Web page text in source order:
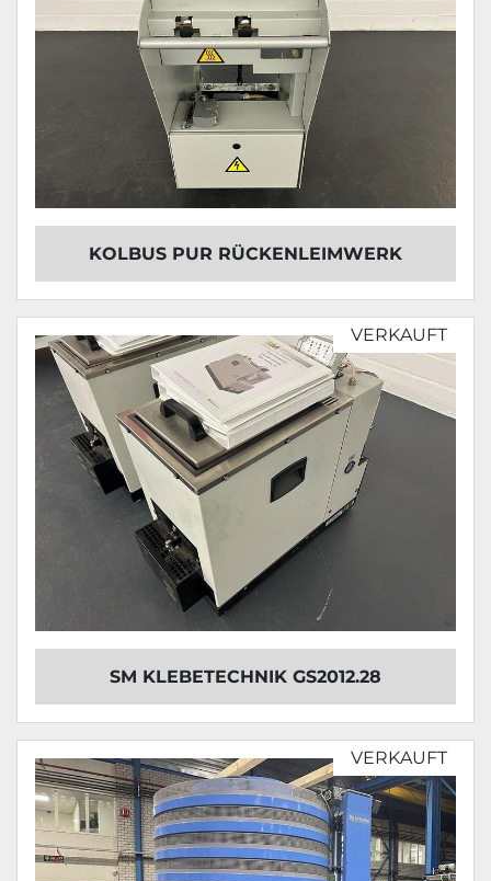
KOLBUS PUR RÜCKENLEIMWERK
VERKAUFT
SM KLEBETECHNIK GS2012.28
VERKAUFT